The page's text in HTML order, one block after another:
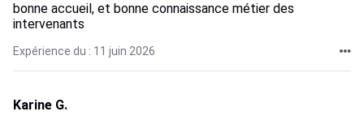
bonne accueil, et bonne connaissance métier des
intervenants
Expérience du : 11 juin 2026
Karine G.